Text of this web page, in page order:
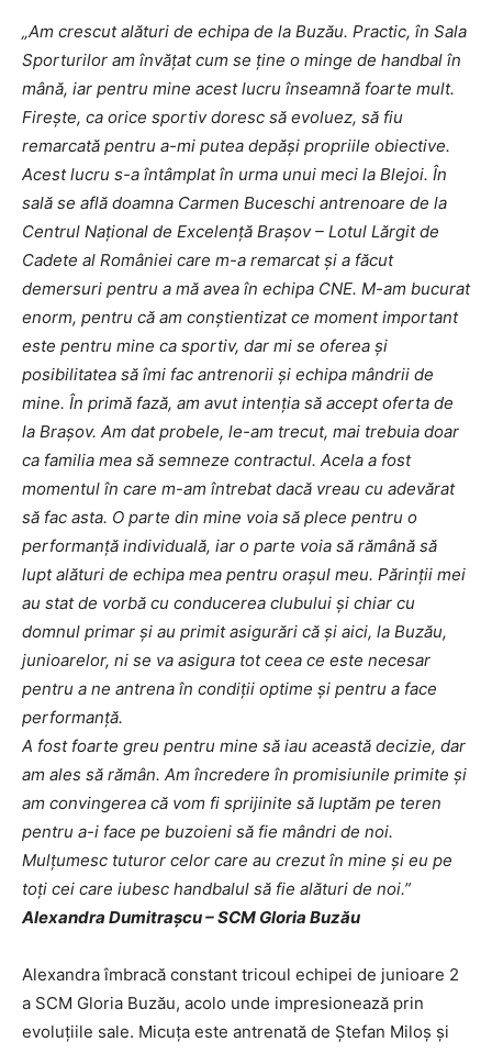
„Am crescut alături de echipa de la Buzău. Practic, în Sala
Sporturilor am învățat cum se ține o minge de handbal în
mână, iar pentru mine acest lucru înseamnă foarte mult.
Firește, ca orice sportiv doresc să evoluez, să fiu
remarcată pentru a-mi putea depăși propriile obiective.
Acest lucru s-a întâmplat în urma unui meci la Blejoi. În
sală se află doamna Carmen Buceschi antrenoare de la
Centrul Național de Excelență Brașov – Lotul Lărgit de
Cadete al României care m-a remarcat și a făcut
demersuri pentru a mă avea în echipa CNE. M-am bucurat
enorm, pentru că am conștientizat ce moment important
este pentru mine ca sportiv, dar mi se oferea și
posibilitatea să îmi fac antrenorii și echipa mândrii de
mine. În primă fază, am avut intenția să accept oferta de
la Brașov. Am dat probele, le-am trecut, mai trebuia doar
ca familia mea să semneze contractul. Acela a fost
momentul în care m-am întrebat dacă vreau cu adevărat
să fac asta. O parte din mine voia să plece pentru o
performanță individuală, iar o parte voia să rămână să
lupt alături de echipa mea pentru orașul meu. Părinții mei
au stat de vorbă cu conducerea clubului și chiar cu
domnul primar și au primit asigurări că și aici, la Buzău,
junioarelor, ni se va asigura tot ceea ce este necesar
pentru a ne antrena în condiții optime și pentru a face
performanță.
A fost foarte greu pentru mine să iau această decizie, dar
am ales să rămân. Am încredere în promisiunile primite și
am convingerea că vom fi sprijinite să luptăm pe teren
pentru a-i face pe buzoieni să fie mândri de noi.
Mulțumesc tuturor celor care au crezut în mine și eu pe
toți cei care iubesc handbalul să fie alături de noi.”
Alexandra Dumitraşcu – SCM Gloria Buzău
Alexandra îmbracă constant tricoul echipei de junioare 2
a SCM Gloria Buzău, acolo unde impresionează prin
evoluţiile sale. Micuţa este antrenată de Ştefan Miloş şi